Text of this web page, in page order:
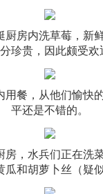
厨房内洗草莓，新
珍贵，因此颇受欢
用餐，从他们愉快
平还是不错的。
房，水兵们正在洗
瓜和胡萝卜丝（疑似